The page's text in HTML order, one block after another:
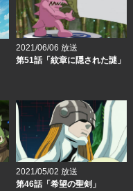
2021/06/06 放送
第51話「紋章に隠された謎」
2021/05/02 放送
第46話「希望の聖剣」